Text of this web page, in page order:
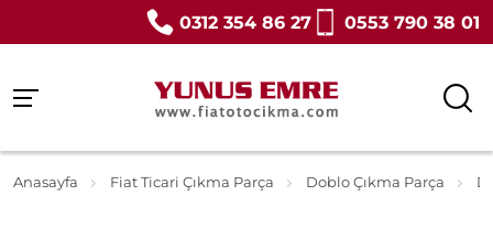
0312 354 86 27 0553 790 38 01
Anasayfa Fiat Ticari Çıkma Parça Doblo Çıkma Parça